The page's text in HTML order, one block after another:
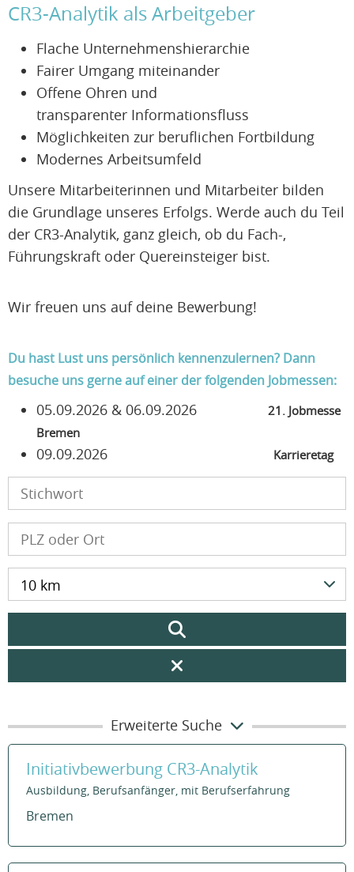
CR3-Analytik als Arbeitgeber
Flache Unternehmenshierarchie
Fairer Umgang miteinander
Offene Ohren und
transparenter Informationsfluss
Möglichkeiten zur beruflichen Fortbildung
Modernes Arbeitsumfeld
Unsere Mitarbeiterinnen und Mitarbeiter bilden
die Grundlage unseres Erfolgs. Werde auch du Teil
der CR3-Analytik, ganz gleich, ob du Fach-,
Führungskraft oder Quereinsteiger bist.
Wir freuen uns auf deine Bewerbung!
Du hast Lust uns persönlich kennenzulernen? Dann
besuche uns gerne auf einer der folgenden Jobmessen:
05.09.2026 & 06.09.2026
21. Jobmesse
Bremen
09.09.2026 Karrieretag
10 km
Erweiterte Suche
Initiativbewerbung CR3-Analytik
Ausbildung, Berufsanfänger, mit Berufserfahrung
Bremen